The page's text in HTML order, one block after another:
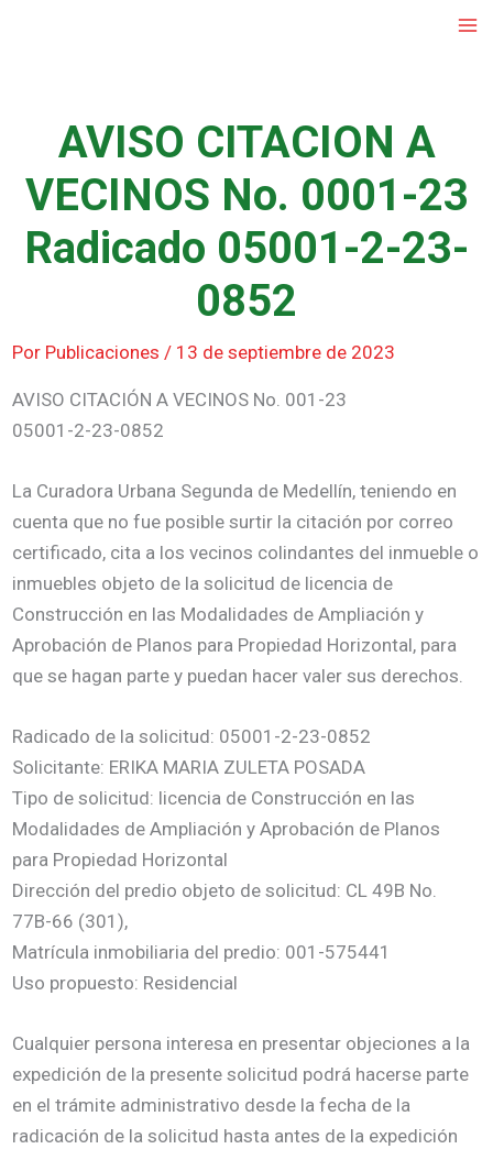
AVISO CITACION A
VECINOS No. 0001-23
Radicado 05001-2-23-
0852
Por Publicaciones / 13 de septiembre de 2023
AVISO CITACIÓN A VECINOS No. 001-23
05001-2-23-0852
La Curadora Urbana Segunda de Medellín, teniendo en
cuenta que no fue posible surtir la citación por correo
certificado, cita a los vecinos colindantes del inmueble o
inmuebles objeto de la solicitud de licencia de
Construcción en las Modalidades de Ampliación y
Aprobación de Planos para Propiedad Horizontal, para
que se hagan parte y puedan hacer valer sus derechos.
Radicado de la solicitud: 05001-2-23-0852
Solicitante: ERIKA MARIA ZULETA POSADA
Tipo de solicitud: licencia de Construcción en las
Modalidades de Ampliación y Aprobación de Planos
para Propiedad Horizontal
Dirección del predio objeto de solicitud: CL 49B No.
77B-66 (301),
Matrícula inmobiliaria del predio: 001-575441
Uso propuesto: Residencial
Cualquier persona interesa en presentar objeciones a la
expedición de la presente solicitud podrá hacerse parte
en el trámite administrativo desde la fecha de la
radicación de la solicitud hasta antes de la expedición